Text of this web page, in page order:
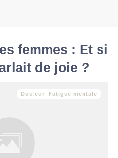
femmes : Et si
de joie ?
Douleur Fatigue mentale